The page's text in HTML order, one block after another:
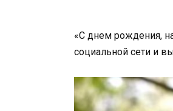
«С днем рождения,
социальной сети и